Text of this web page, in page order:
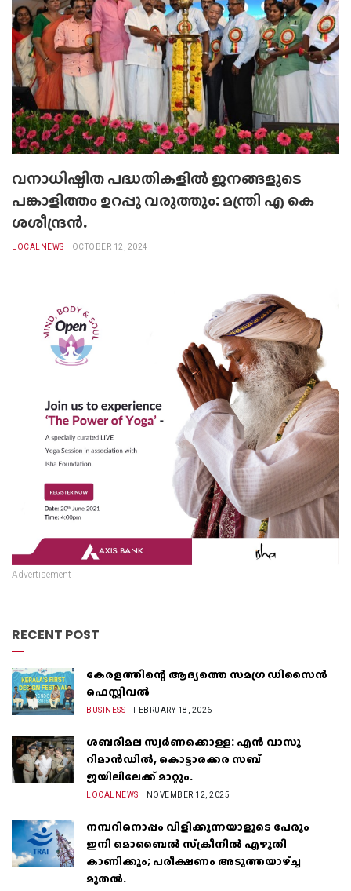
വനാധിഷ്ഠിത പദ്ധതികളിൽ ജനങ്ങളുടെ
പങ്കാളിത്തം ഉറപ്പു വരുത്തും: മന്ത്രി എ കെ
ശശീന്ദ്രന്‍.
LOCALNEWS OCTOBER 12, 2024
Advertisement
RECENT POST
കേരളത്തിന്റെ ആദ്യത്തെ സമഗ്ര ഡിസൈൻ
ഫെസ്റ്റിവൽ
BUSINESS FEBRUARY 18, 2026
ശബരിമല സ്വർണക്കൊള്ള: എൻ വാസു
റിമാൻഡിൽ, കൊട്ടാരക്കര സബ്
ജയിലിലേക്ക് മാറ്റും.
LOCALNEWS NOVEMBER 12, 2025
നമ്പറിനൊപ്പം വിളിക്കുന്നയാളുടെ പേരും
ഇനി മൊബൈൽ സ്‌ക്രീനില്‍ എഴുതി
കാണിക്കും; പരീക്ഷണം അടുത്തയാഴ്‌ച്ച
മുതല്‍.